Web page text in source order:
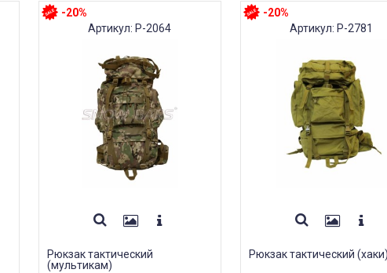
-20%
Артикул: Р-2064
Рюкзак тактический
(мультикам)
-20%
Артикул: Р-2781
Рюкзак тактический (хаки)